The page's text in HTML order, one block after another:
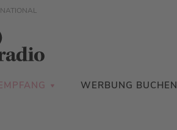
NATIONAL
WERBUNG BUCHEN